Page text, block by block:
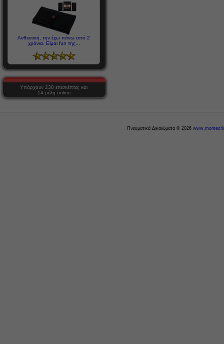
Aνθεκτική, την έχω πάνω από 2
χρόνια. Είμαι fun της...
Υπάρχουν 238 επισκέπτες και
14 μέλη online
Πνευματικά Δικαιώματα © 2026